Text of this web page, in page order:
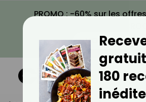
PROMO : -60% sur les
VOIR LA
180